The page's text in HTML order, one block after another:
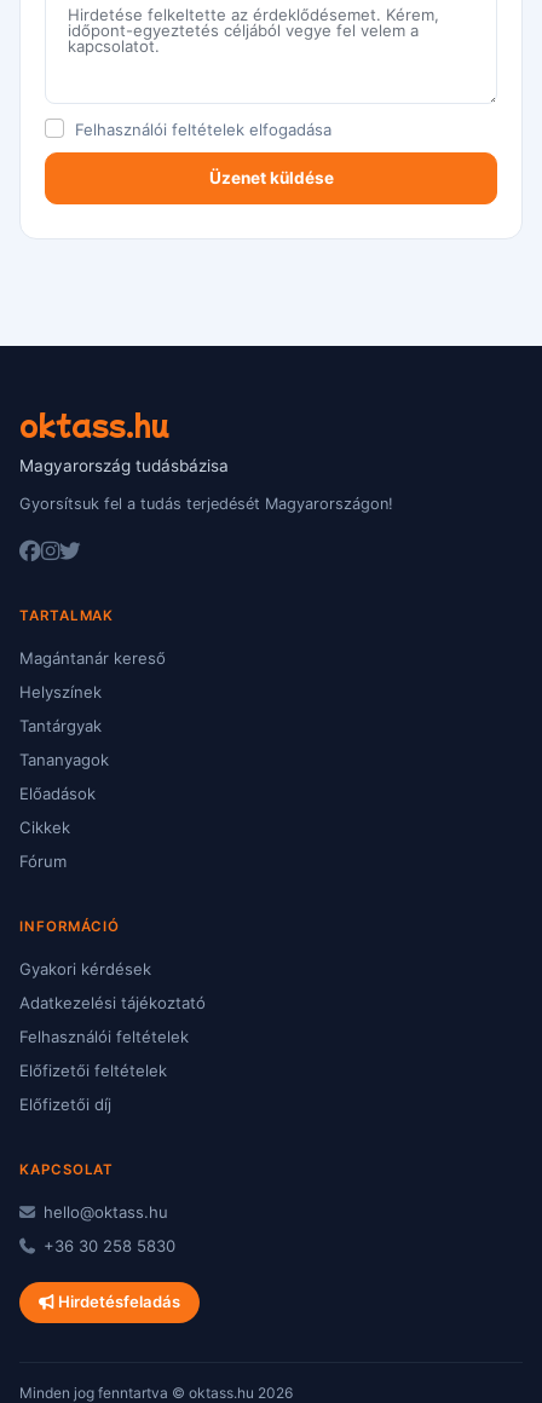
Felhasználói feltételek elfogadása
oktass.hu
Magyarország tudásbázisa
Gyorsítsuk fel a tudás terjedését Magyarországon!
TARTALMAK
Magántanár kereső
Helyszínek
Tantárgyak
Tananyagok
Előadások
Cikkek
Fórum
INFORMÁCIÓ
Gyakori kérdések
Adatkezelési tájékoztató
Felhasználói feltételek
Előfizetői feltételek
Előfizetői díj
KAPCSOLAT
hello@oktass.hu
+36 30 258 5830
Hirdetésfeladás
Minden jog fenntartva © oktass.hu 2026